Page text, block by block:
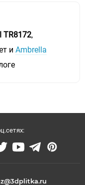
TR8172,
и Ambrella